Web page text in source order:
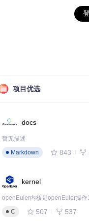
项目优选
docs
暂无描述
Markdown
843
kernel
C
507 537